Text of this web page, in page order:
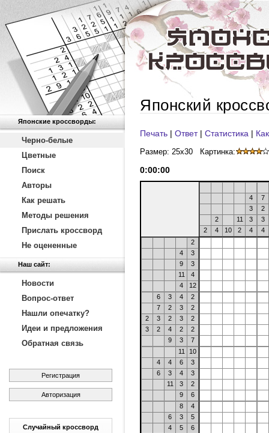
Японские кроссворды:
Черно-белые
Цветные
Поиск
Авторы
Как решать
Методы решения
Прислать кроссворд
Не оцененные
Наш сайт:
Новости
Вопрос-ответ
Нашли опечатку?
Идеи и предложения
Обратная связь
Регистрация
Авторизация
Случайный кроссворд
Японский
Печать | Ответ| Статистика |
Размер: 25x30 Картинка:
0:00:00
4
7
3
2
2
11 3
3
2
4 10 2 4
4
2
4
3
9
3
11
4
4
12
6
3 4
2
7
2 3
2
2
3 2 3
2
3
2 4 2
2
9
3
7
11
10
4
4 6
3
6
3 4
3
11
3
2
9
6
8
4
6
3
5
4
5
6